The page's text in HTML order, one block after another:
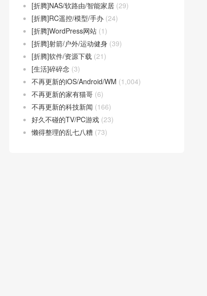
[折腾]NAS/软路由/智能家居 (29)
[折腾]RC遥控/模型/手办 (24)
[折腾]WordPress网站 (1)
[折腾]射箭/户外/运动健身 (39)
[折腾]软件/资源下载 (21)
[生活]碎碎念 (3)
不再更新的iOS/Android/WM (1,004)
不再更新的家有猫哥 (6)
不再更新的科技新闻 (166)
好久不碰的TV/PC游戏 (23)
懒得整理的乱七八糟 (73)